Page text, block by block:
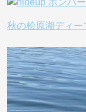
秋の桧原湖ディ